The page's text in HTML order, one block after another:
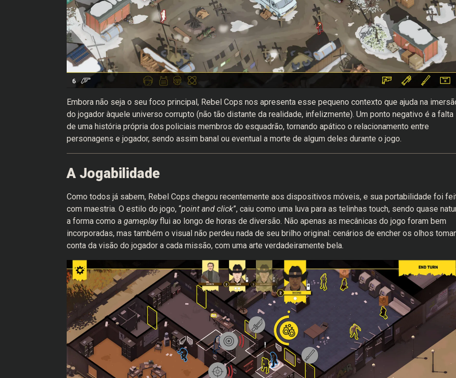
Embora não seja o seu foco principal, Rebel Cops nos apresenta esse pequeno contexto que ajuda na
do jogador àquele universo corrupto (não tão distante da realidade, infelizmente). Um ponto negativo é a falta
de uma história própria dos policiais membros do esquadrão, tornando apático o relacionamento entre
personagens e jogador, sendo assim banal ou eventual a morte de algum deles durante o jogo.
A Jogabilidade
Como todos já sabem, Rebel Cops chegou recentemente aos dispositivos móveis, e sua portabilidade foi
com maestria. O estilo do jogo, “point and click”, caiu como uma luva para as telinhas touch, sendo quase
a forma como a gameplayflui ao longo de horas de diversão. Não apenas as mecânicas do jogo foram bem
incorporadas, mas também o visual não perdeu nada de seu brilho original: cenários de encher os olhos
conta da visão do jogador a cada missão, com uma arte verdadeiramente bela.